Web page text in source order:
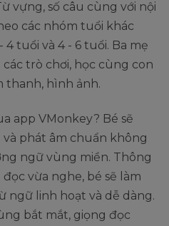
vựng, số câu cùng với nội
các nhóm tuổi khác
tuổi và 4 - 6 tuổi. Ba mẹ
trò chơi, học cùng con
thanh, hình ảnh.
app VMonkey? Bé sẽ
phát âm chuẩn không
ngữ vùng miền. Thông
vừa nghe, bé sẽ làm
ngữ linh hoạt và dễ dàng.
bắt mắt, giọng đọc